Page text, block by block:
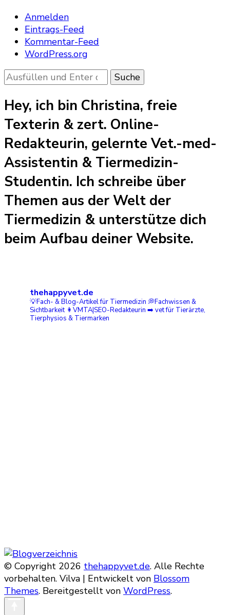
Anmelden
Eintrags-Feed
Kommentar-Feed
WordPress.org
Suchst
du
nach
etwas?
Hey, ich bin Christina, freie
Texterin & zert. Online-
Redakteurin, gelernte Vet.-med-
Assistentin & Tiermedizin-
Studentin. Ich schreibe über
Themen aus der Welt der
Tiermedizin & unterstütze dich
beim Aufbau deiner Website.
thehappyvet.de
💡Fach- & Blog-Artikel für Tiermedizin 💭Fachwissen &
Sichtbarkeit👩VMTA|SEO-Redakteurin ➡️ vetfür Tierärzte,
Tierphysios & Tiermarken
© Copyright 2026 thehappyvet.de. Alle Rechte
vorbehalten. Vilva | Entwickelt von Blossom
Themes. Bereitgestellt von WordPress.